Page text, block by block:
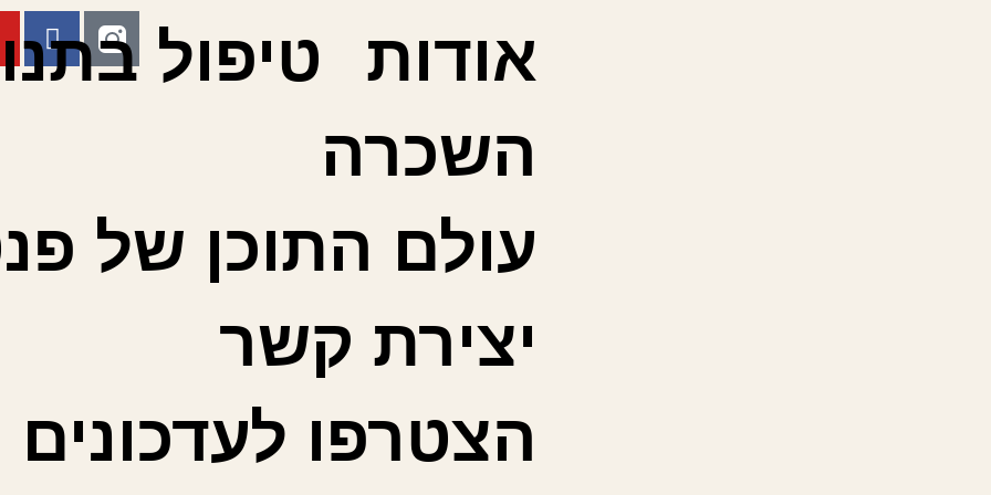
אודות
טיפול
השכרה
עולם התוכן של
יצירת קשר
הצטרפו לעדכונים